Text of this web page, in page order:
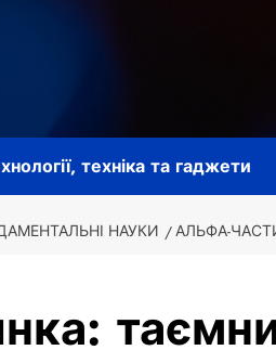
техніка та гаджети
НАУКИ АЛЬФА-